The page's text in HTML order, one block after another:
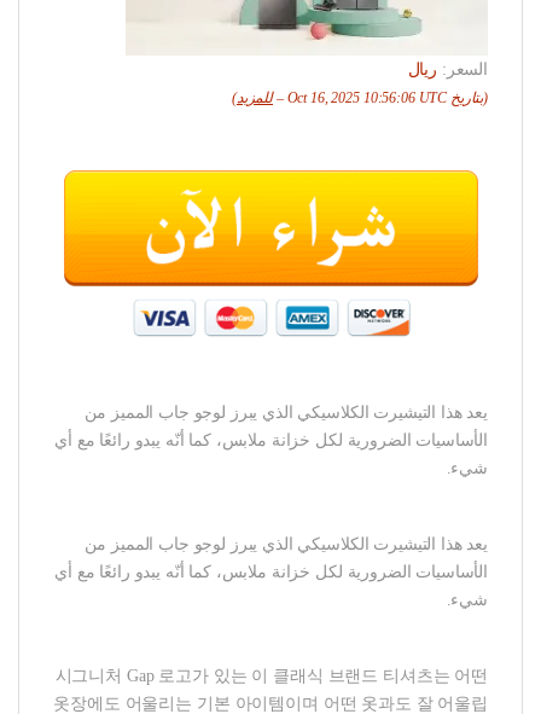
السعر: ريال
(بتاريخ Oct 16, 2025 10:56:06 UTC – للمزيد)
يعد هذا التيشيرت الكلاسيكي الذي يبرز لوجو جاب المميز من
الأساسيات الضرورية لكل خزانة ملابس، كما أنّه يبدو رائعًا مع أي
شيء.
يعد هذا التيشيرت الكلاسيكي الذي يبرز لوجو جاب المميز من
الأساسيات الضرورية لكل خزانة ملابس، كما أنّه يبدو رائعًا مع أي
شيء.
시그니처 Gap 로고가 있는 이 클래식 브랜드 티셔츠는 어떤
옷장에도 어울리는 기본 아이템이며 어떤 옷과도 잘 어울립